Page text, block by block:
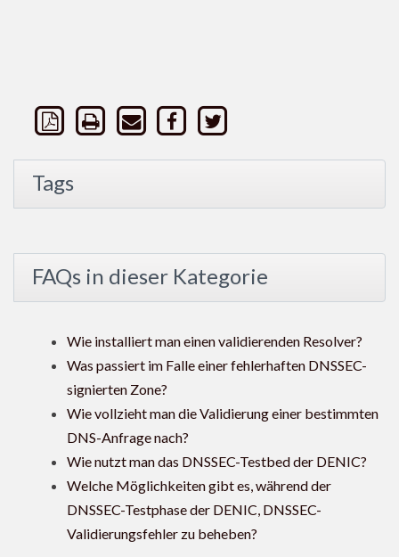
Tags
FAQs in dieser Kategorie
Wie installiert man einen validierenden Resolver?
Was passiert im Falle einer fehlerhaften DNSSEC-
signierten Zone?
Wie vollzieht man die Validierung einer bestimmten
DNS-Anfrage nach?
Wie nutzt man das DNSSEC-Testbed der DENIC?
Welche Möglichkeiten gibt es, während der
DNSSEC-Testphase der DENIC, DNSSEC-
Validierungsfehler zu beheben?